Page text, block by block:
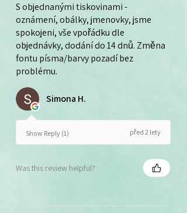
S objednanými tiskovinami -
oznámení, obálky, jmenovky, jsme
spokojeni, vše vpořádku dle
objednávky, dodání do 14 dnů. Změna
fontu písma/barvy pozadí bez
problému.
Simona H.
Show Reply (1) před 2 lety
Was this review helpful?